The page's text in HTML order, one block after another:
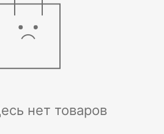
нет товаров